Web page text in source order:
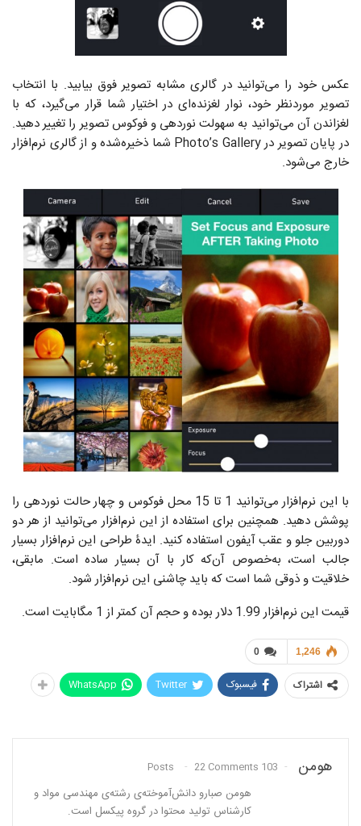
عکس خود را می‌توانید در گالری مشابه تصویر فوق بیابید. با انتخاب
تصویر مورد‌نظر خود، نوار لغزنده‌ای در اختیار شما قرار می‌گیرد، که با
لغزاندن آن می‌توانید به سهولت نوردهی و فوکوس تصویر را تغییر دهید.
در پایان تصویر در Photo’s Gallery شما ذخیره‌شده و از گالری نرم‌افزار
خارج می‌شود.
با این نرم‌افزار می‌توانید 1 تا 15 محل فوکوس و چهار حالت نوردهی را
پوشش دهید. همچنین برای استفاده از این نرم‌افزار می‌توانید از هر دو
دوربین جلو و عقب آیفون استفاده کنید. ایدۀ طراحی این نرم‌افزار بسیار
جالب است، به‌خصوص آن‌که کار با آن بسیار ساده است. مابقی،
خلاقیت و ذوقی شما است که باید چاشنی این نرم‌افزار شود.
قیمت این نرم‌افزار 1.99 دلار بوده و حجم آن کمتر از 1 مگابایت است.
0 1,246
اشتراک فیسبوک Twitter
WhatsApp
هومن 103 Posts
22 Comments
هومن صبارو دانش‌آموخته‌ی رشته‌ی مهندسی مواد و
کارشناس تولید محتوا در گروه پیکسل است.